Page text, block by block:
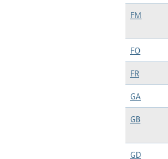
FM
FO
FR
GA
GB
GD